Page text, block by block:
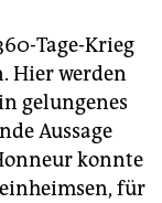
Tage-Krieg
Hier werden
gelungenes
Aussage
konnte
einheimsen, für